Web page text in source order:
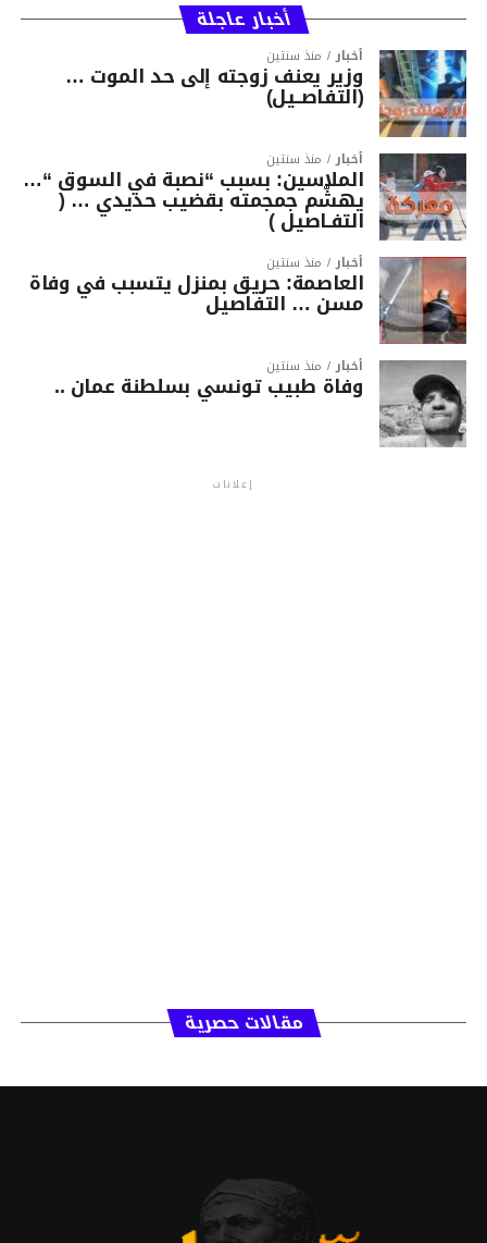
أخبار عاجلة
أخبار منذ سنتين
وزير يعنف زوجته إلى حد الموت …
(التفاصــيل)
أخبار منذ سنتين
الملاسين: بسبب “نصبة في السوق “…
يهشّم جمجمته بقضيب حديدي … (
التفـاصيل )
أخبار منذ سنتين
العاصمة: حريق بمنزل يتسبب في وفاة
مسن … التفاصيل
أخبار منذ سنتين
وفاة طبيب تونسي بسلطنة عمان ..
إعلانات
مقالات حصرية